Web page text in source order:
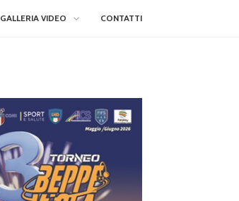
GALLERIA VIDEO CONTATTI